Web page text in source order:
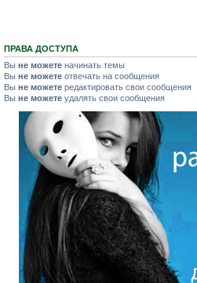
ПРАВА ДОСТУПА
Вы не можете начинать темы
Вы не можете отвечать на сообщения
Вы не можете редактировать свои сообщения
Вы не можете удалять свои сообщения